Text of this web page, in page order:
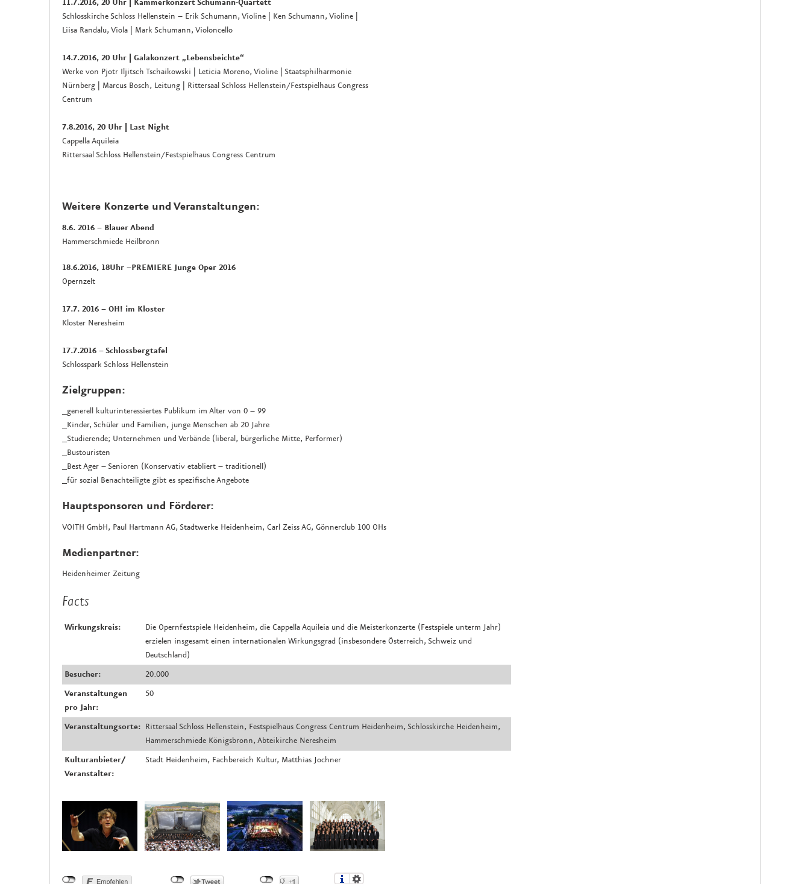
11.7.2016, 20 Uhr | Kammerkonzert Schumann-Quartett
Schlosskirche Schloss Hellenstein – Erik Schumann, Violine | Ken Schumann, Violine |
Liisa Randalu, Viola | Mark Schumann, Violoncello
14.7.2016, 20 Uhr | Galakonzert „Lebensbeichte“
Werke von Pjotr Iljitsch Tschaikowski | Leticia Moreno, Violine | Staatsphilharmonie
Nürnberg | Marcus Bosch, Leitung | Rittersaal Schloss Hellenstein/Festspielhaus Congress
Centrum
7.8.2016, 20 Uhr | Last Night
Cappella Aquileia
Rittersaal Schloss Hellenstein/Festspielhaus Congress Centrum
Weitere Konzerte und Veranstaltungen:
8.6. 2016 – Blauer Abend
Hammerschmiede Heilbronn
18.6.2016, 18Uhr –PREMIERE Junge Oper 2016
Opernzelt
17.7. 2016 – OH! im Kloster
Kloster Neresheim
17.7.2016 – Schlossbergtafel
Schlosspark Schloss Hellenstein
Zielgruppen:
_generell kulturinteressiertes Publikum im Alter von 0 – 99
_Kinder, Schüler und Familien, junge Menschen ab 20 Jahre
_Studierende; Unternehmen und Verbände (liberal, bürgerliche Mitte, Performer)
_Bustouristen
_Best Ager – Senioren (Konservativ etabliert – traditionell)
_für sozial Benachteiligte gibt es spezifische Angebote
Hauptsponsoren und Förderer:
VOITH GmbH, Paul Hartmann AG, Stadtwerke Heidenheim, Carl Zeiss AG, Gönnerclub 100 OHs
Medienpartner:
Heidenheimer Zeitung
Facts
Wirkungskreis:
Die Opernfestspiele Heidenheim, die Cappella Aquileia und die Meisterkonzerte (Festspiele unterm Jahr)
erzielen insgesamt einen internationalen Wirkungsgrad (insbesondere Österreich, Schweiz und
Deutschland)
Besucher:
20.000
Veranstaltungen
pro Jahr:
50
Veranstaltungsorte: Rittersaal Schloss Hellenstein, Festspielhaus Congress Centrum Heidenheim, Schlosskirche Heidenheim,
Hammerschmiede Königsbronn, Abteikirche Neresheim
Kulturanbieter/
Veranstalter:
Stadt Heidenheim, Fachbereich Kultur, Matthias Jochner